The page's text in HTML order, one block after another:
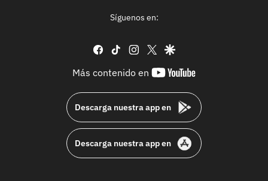
Síguenos en:
facebook
tiktok instagram
twittergoogle
Más contenido en
youtube-
Descarga nuestra app en
Descarga nuestra app en